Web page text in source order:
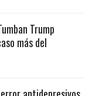
Trump
más del